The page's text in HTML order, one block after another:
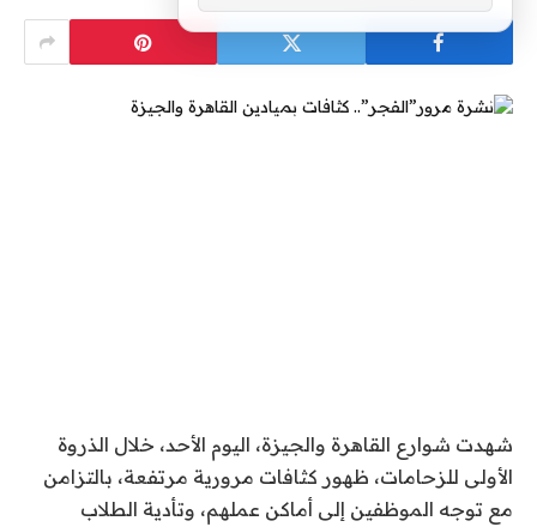
شهدت شوارع القاهرة والجيزة، اليوم الأحد، خلال الذروة
الأولى للزحامات، ظهور كثافات مرورية مرتفعة، بالتزامن
مع توجه الموظفين إلى أماكن عملهم، وتأدية الطلاب